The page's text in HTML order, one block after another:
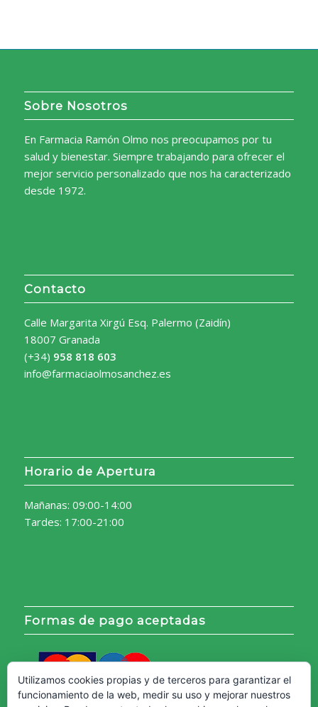
Sobre Nosotros
En Farmacia Ramón Olmo nos preocupamos por tu
salud y bienestar. Siempre trabajando para ofrecer el
mejor servicio personalizado que nos ha caracterizado
desde 1972.
Contacto
Calle Margarita Xirgú Esq. Palermo (Zaidín)
18007 Granada
(+34) 958 818 603
info@farmaciaolmosanchez.es
Horario de Apertura
Mañanas: 09:00-14:00
Tardes: 17:00-21:00
Formas de pago aceptadas
Utilizamos cookies propias y de terceros para garantizar el
funcionamiento de la web, medir su uso y mejorar nuestros